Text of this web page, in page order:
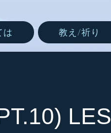
は 教え/祈り
LES